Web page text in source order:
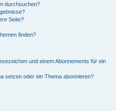
durchsuchen?
Seite?
finden?
und einem Abonnements für ein
setzen oder ein Thema abonnieren?